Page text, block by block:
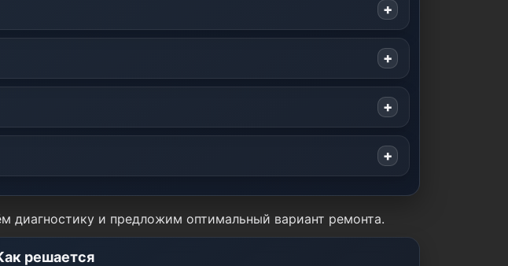
диагностику и предложим оптимальный вариант ремонта.
решается